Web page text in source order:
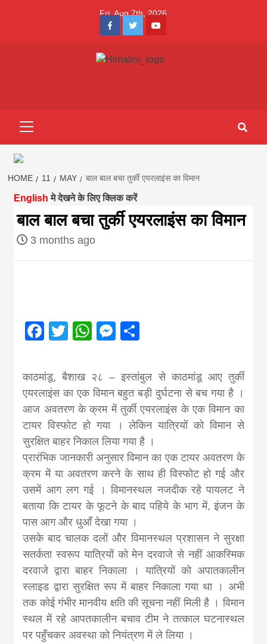
Fri. Aug 7th, 2026
FacebookTwitterYoutube
hindi
||madhesh
first hindi
magazine of
news in hindi
from
news,
khabar
HOME 11 MAY बाल बाल बचा तुर्की एयरलाइंस का विमान
English मे देखने के लिए क्लिक करें
बाल बाल बचा तुर्की एयरलाइंस का विमान
3 months ago
Facebook
TwitterWhatsApp
Messenger
काठमांडू, बैशाख २८ – इस्तांबुल से काठमांडू आए तुर्की
एयरलाइंस का एक विमान बहुत बड़ी दुर्घटना से बच गया है ।
आज अवतरण के क्रम में तुर्की एयरलाइंस के एक विमान का
टायर विस्फोट हो गया । लेकिन यात्रियों को विमान से
सुरक्षित बाहर निकाल लिया गया है ।
प्रारंभिक जानकारी अनुसार विमान का एक टायर अवतरण के
क्रम में या अवतरण करने के साथ ही विस्फोट हो गई और
उसमें आग लग गई । विमानस्थल नजदीक रहे पायलट ने
बताया कि टायर के फूटने के बाद पहिये के भाग में, इंजन के
पास आग और धुआँ देखा गया ।
उसके बाद चालक दलों और विमानस्थल प्रशासन ने सुरक्षा
सतर्कता स्वरूप यात्रियों को मेन दरवाजे से नहीं आकस्मिक
दरवाजे द्वारा बाहर निकाला । यात्रियों को अपातकालीन
स्लाइड द्वारा सुरक्षित रूप में बाहर निकाला गया था । अभी
तक कोई गंभीर मानवीय क्षति की सूचना नहीं मिली है । विमान
स्थल में रहे आपतकालीन बचाव टीम ने तत्काल घटनास्थल
पर पहुँचकर अवस्था को नियंत्रण में ले लिया ।